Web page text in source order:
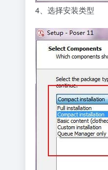
4、选择安装类型